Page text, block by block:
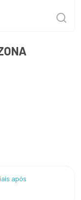
após